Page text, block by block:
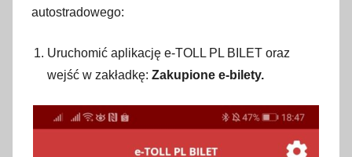
0
2
autostradowego:
Uruchomić aplikację e-TOLL PL BILET oraz
wejść w zakładkę: Zakupione e-bilety.